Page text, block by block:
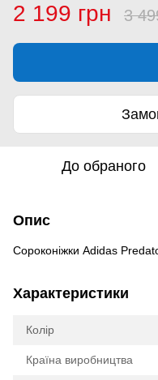
2 199 грн 3
До обраного
Опис
Сороконіжки Adidas
Характеристики
Колір
Країна виробництва